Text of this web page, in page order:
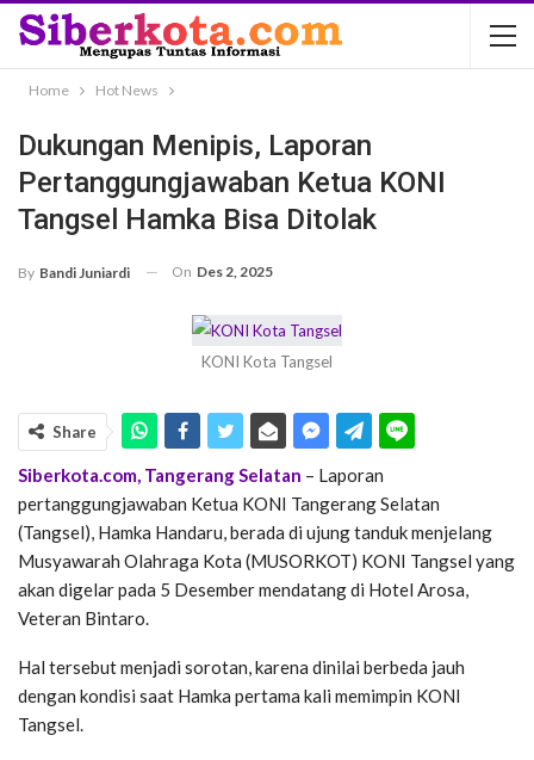
Home Hot News
Dukungan Menipis, Laporan
Pertanggungjawaban Ketua KONI
Tangsel Hamka Bisa Ditolak
By Bandi Juniardi On Des 2, 2025
KONI Kota Tangsel
Share
Siberkota.com, Tangerang Selatan – Laporan
pertanggungjawaban Ketua KONI Tangerang Selatan
(Tangsel), Hamka Handaru, berada di ujung tanduk menjelang
Musyawarah Olahraga Kota (MUSORKOT) KONI Tangsel yang
akan digelar pada 5 Desember mendatang di Hotel Arosa,
Veteran Bintaro.
Hal tersebut menjadi sorotan, karena dinilai berbeda jauh
dengan kondisi saat Hamka pertama kali memimpin KONI
Tangsel.